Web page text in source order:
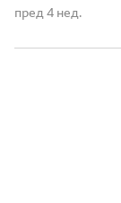
што со години
обидува СДС
пред 4 нед.